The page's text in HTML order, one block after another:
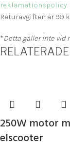
reklamationspolicy.
Returavgiften är 99
*Detta gäller inte vid
250W motor
elscooter